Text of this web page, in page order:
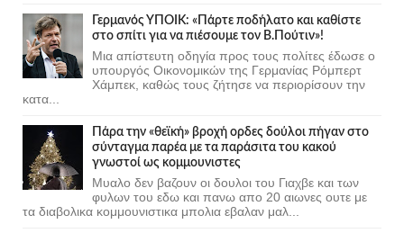
Γερμανός ΥΠΟΙΚ: «Πάρτε ποδήλατο και καθίστε
στο σπίτι για να πιέσουμε τον Β.Πούτιν»!
Μια απίστευτη οδηγία προς τους πολίτες έδωσε ο
υπουργός Οικονομικών της Γερμανίας Ρόμπερτ
Χάμπεκ, καθώς τους ζήτησε να περιορίσουν την
κατα...
Πάρα την «θεϊκή» βροχή ορδες δούλοι πήγαν στο
σύνταγμα παρέα με τα παράσιτα του κακού
γνωστοί ως κομμουνιστες
Μυαλο δεν βαζουν οι δουλοι του Γιαχβε και των
φυλων του εδω και πανω απο 20 αιωνες ουτε με
τα διαβολικα κομμουνιστικα μπολια εβαλαν μαλ...